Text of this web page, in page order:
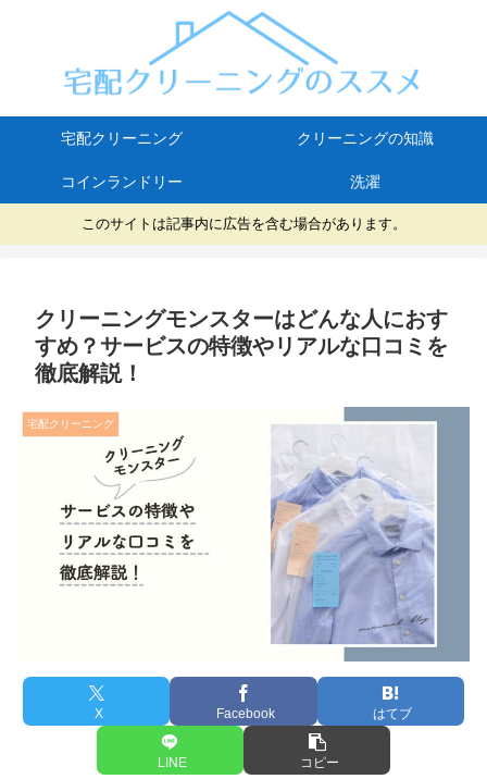
宅配クリーニング クリーニングの知識
コインランドリー 洗濯
このサイトは記事内に広告を含む場合があります。
クリーニングモンスターはどんな人におす
すめ？サービスの特徴やリアルな口コミを
徹底解説！
宅配クリーニング
X Facebook はてブ
LINE コピー